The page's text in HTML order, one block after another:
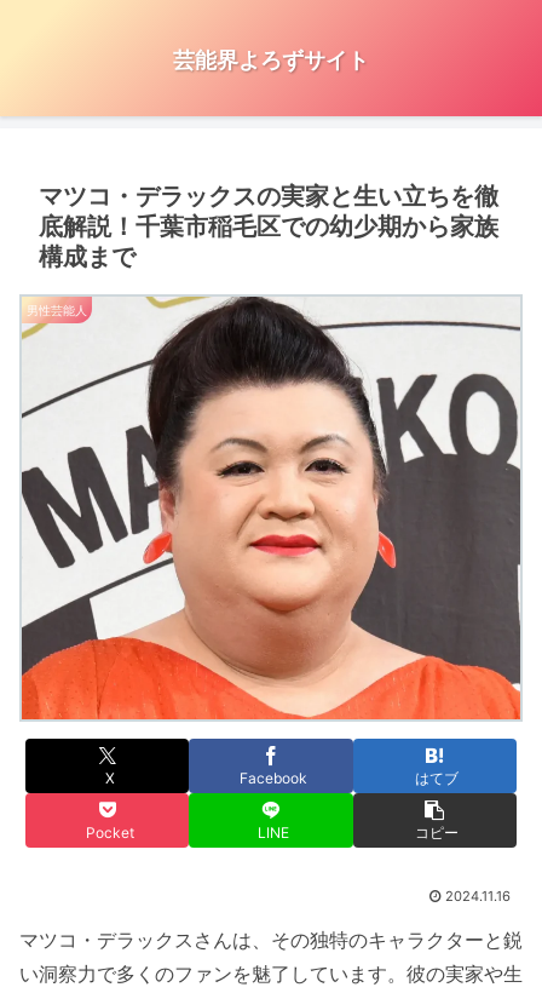
芸能界よろずサイト
マツコ・デラックスの実家と生い立ちを徹
底解説！千葉市稲毛区での幼少期から家族
構成まで
男性芸能人
X Facebook はてブ
Pocket LINE コピー
2024.11.16
マツコ・デラックスさんは、その独特のキャラクターと鋭
い洞察力で多くのファンを魅了しています。彼の実家や生